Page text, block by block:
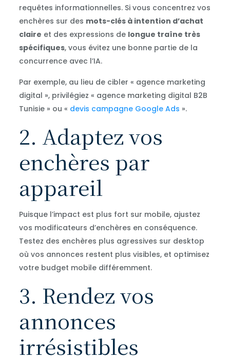
requêtes informationnelles. Si vous concentrez vos
enchères sur des mots-clés à intention d’achat
claire et des expressions de longue traîne très
spécifiques, vous évitez une bonne partie de la
concurrence avec l’IA.
Par exemple, au lieu de cibler « agence marketing
digital », privilégiez « agence marketing digital B2B
Tunisie » ou « devis campagne Google Ads ».
2. Adaptez vos
enchères par
appareil
Puisque l’impact est plus fort sur mobile, ajustez
vos modificateurs d’enchères en conséquence.
Testez des enchères plus agressives sur desktop
où vos annonces restent plus visibles, et optimisez
votre budget mobile différemment.
3. Rendez vos
annonces
irrésistibles